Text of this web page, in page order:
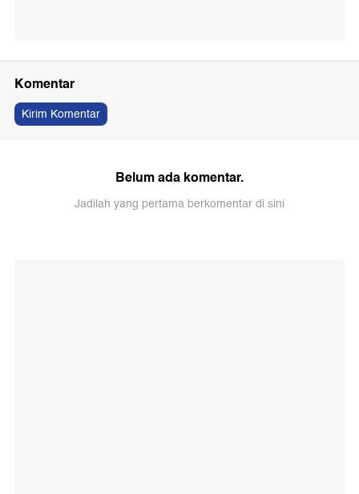
Komentar
Kirim Komentar
Belum ada komentar.
Jadilah yang pertama berkomentar di sini